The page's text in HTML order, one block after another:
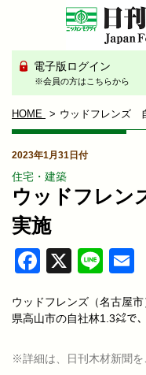
電子版ログイン
※会員の方はこちらから
HOME ウッドフレンズ
2023年1月31日付
住宅・建築
ウッドフレン
実施
Facebook
X Line
ウッドフレンズ（名古屋
県高山市の自社林1.3㌶で
※詳細は、日刊木材新聞を